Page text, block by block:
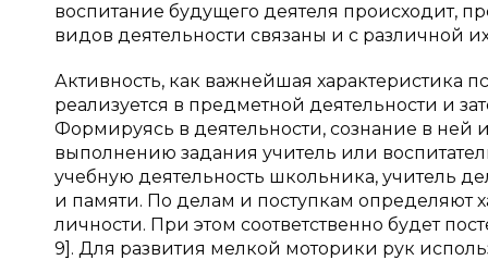
воспитание будущего деятеля происходит,
видов деятельности связаны и с различной
Активность, как важнейшая характеристика
реализуется в предметной деятельности и
Формируясь в деятельности, сознание в ней
выполнению задания учитель или
учебную деятельность школьника, учитель
и памяти. По делам и поступкам определяют
личности. При этом соответственно будет
9]. Для развития мелкой моторики рук